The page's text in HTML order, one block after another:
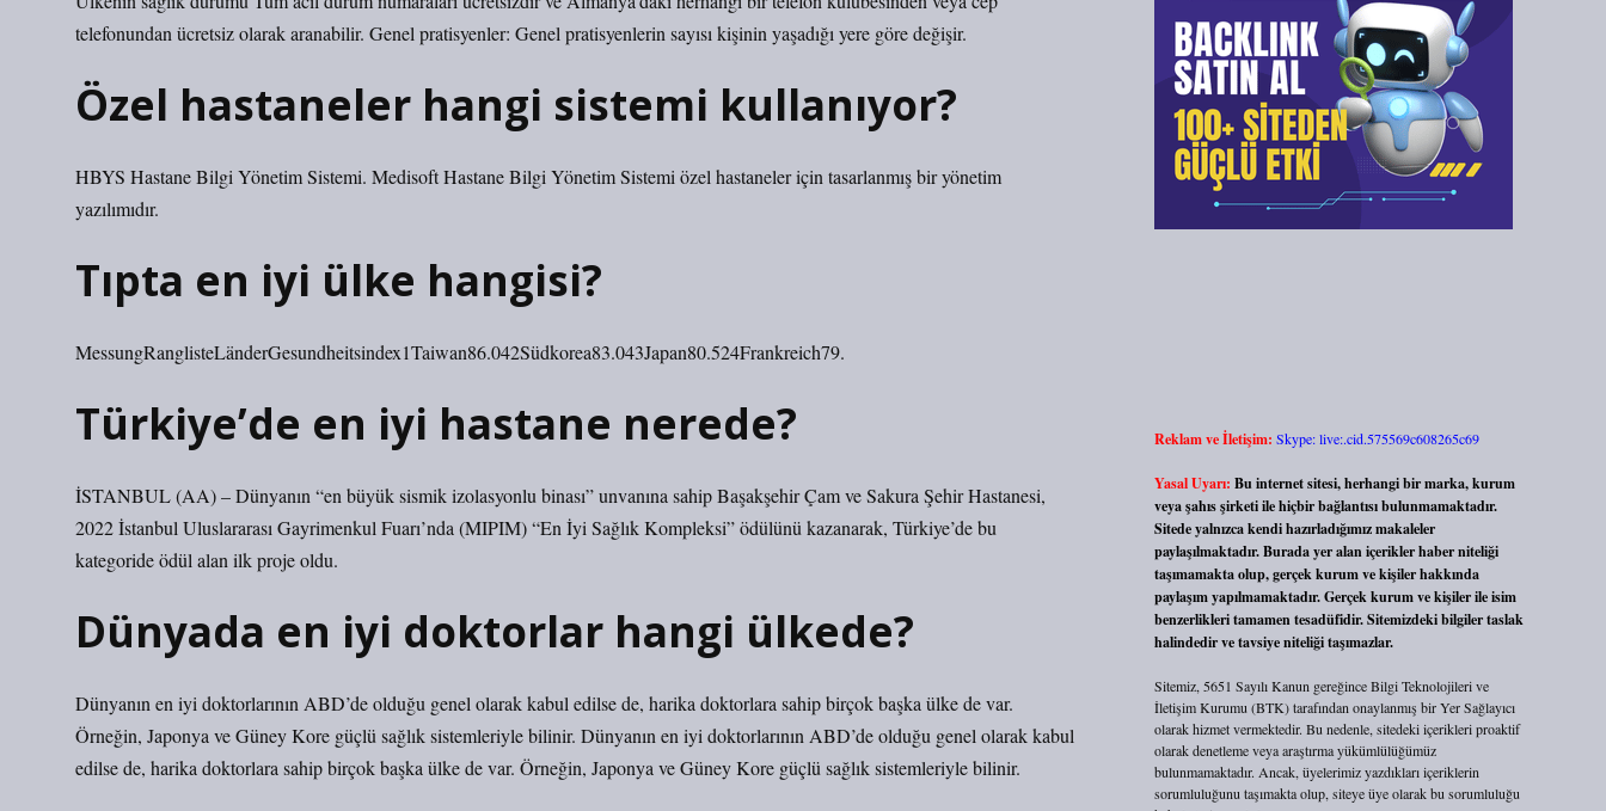
telefonundan ücretsiz olarak aranabilir. Genel pratisyenler: Genel pratisyenlerin sayısı kişinin yaşadığı yere göre değişir.
Özel hastaneler hangi sistemi kullanıyor?
HBYS Hastane Bilgi Yönetim Sistemi. Medisoft Hastane Bilgi Yönetim Sistemi özel hastaneler için tasarlanmış bir yönetim
yazılımıdır.
Tıpta en iyi ülke hangisi?
MessungRanglisteLänderGesundheitsindex1Taiwan86.042Südkorea83.043Japan80.524Frankreich79.
Türkiye’de en iyi hastane nerede?
İSTANBUL (AA) – Dünyanın “en büyük sismik izolasyonlu binası” unvanına sahip Başakşehir Çam ve Sakura Şehir Hastanesi,
2022 İstanbul Uluslararası Gayrimenkul Fuarı’nda (MIPIM) “En İyi Sağlık Kompleksi” ödülünü kazanarak, Türkiye’de bu
kategoride ödül alan ilk proje oldu.
Dünyada en iyi doktorlar hangi ülkede?
Dünyanın en iyi doktorlarının ABD’de olduğu genel olarak kabul edilse de, harika doktorlara sahip birçok başka ülke de var.
Örneğin, Japonya ve Güney Kore güçlü sağlık sistemleriyle bilinir. Dünyanın en iyi doktorlarının ABD’de olduğu genel olarak kabul
edilse de, harika doktorlara sahip birçok başka ülke de var. Örneğin, Japonya ve Güney Kore güçlü sağlık sistemleriyle bilinir.
Reklam ve İletişim: Skype: live:.cid.575569c608265c69
Yasal Uyarı: Bu internet sitesi, herhangi bir marka, kurum
veya şahıs şirketi ile hiçbir bağlantısı bulunmamaktadır.
Sitede yalnızca kendi hazırladığımız makaleler
paylaşılmaktadır. Burada yer alan içerikler haber niteliği
taşımamakta olup, gerçek kurum ve kişiler hakkında
paylaşım yapılmamaktadır. Gerçek kurum ve kişiler ile isim
benzerlikleri tamamen tesadüfidir. Sitemizdeki bilgiler taslak
halindedir ve tavsiye niteliği taşımazlar.
Sitemiz, 5651 Sayılı Kanun gereğince Bilgi Teknolojileri ve
İletişim Kurumu (BTK) tarafından onaylanmış bir Yer Sağlayıcı
olarak hizmet vermektedir. Bu nedenle, sitedeki içerikleri proaktif
olarak denetleme veya araştırma yükümlülüğümüz
bulunmamaktadır. Ancak, üyelerimiz yazdıkları içeriklerin
sorumluluğunu taşımakta olup, siteye üye olarak bu sorumluluğu